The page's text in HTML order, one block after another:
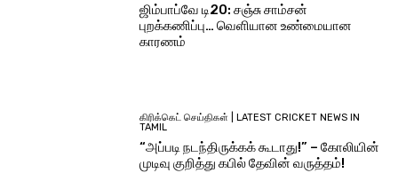
ஜிம்பாப்வே டி20: சஞ்சு சாம்சன்
புறக்கணிப்பு… வெளியான உண்மையான
காரணம்
கிரிக்கெட் செய்திகள் | LATEST CRICKET NEWS IN
TAMIL
“அப்படி நடந்திருக்கக் கூடாது!” – கோலியின்
முடிவு குறித்து கபில் தேவின் வருத்தம்!